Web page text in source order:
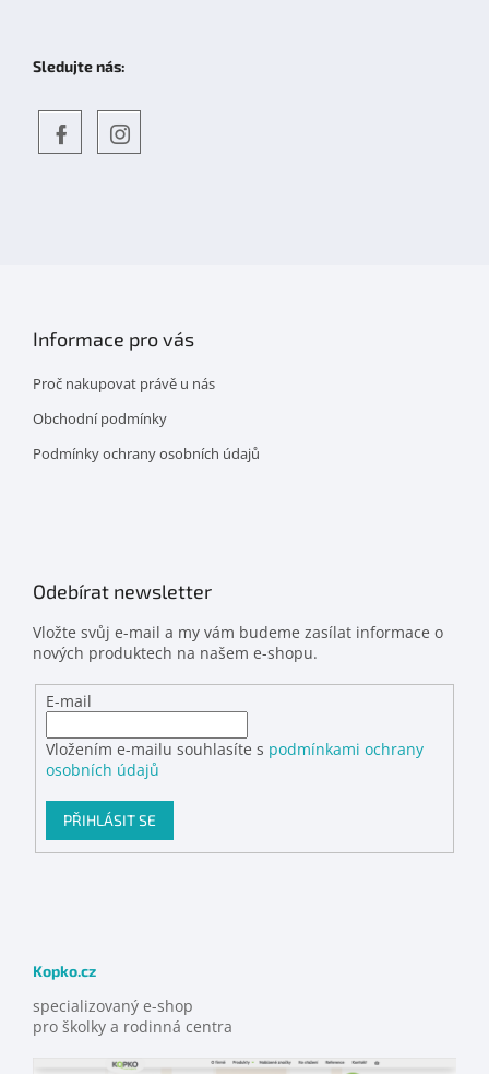
Sledujte nás:
Informace pro vás
Proč nakupovat právě u nás
Obchodní podmínky
Podmínky ochrany osobních údajů
Odebírat newsletter
Vložte svůj e-mail a my vám budeme zasílat informace o
nových produktech na našem e-shopu.
E-mail
Vložením e-mailu souhlasíte s podmínkami ochrany
osobních údajů
PŘIHLÁSIT SE
Kopko.cz
specializovaný e-shop
pro školky a rodinná centra